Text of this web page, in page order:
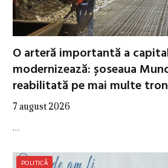
O arteră importantă a
modernizează: șoseaua
reabilitată pe mai multe
7 august 2026
…
POLITICĂ